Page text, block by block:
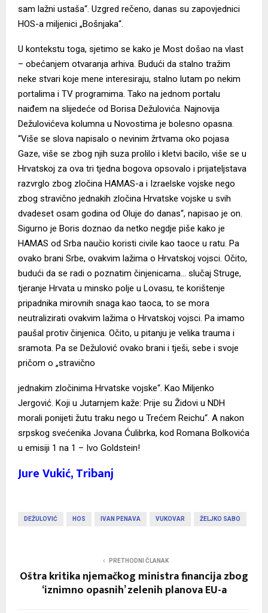
sam lažni ustaša“. Uzgred rečeno, danas su zapovjednici
HOS-a miljenici „Bošnjaka“.
U kontekstu toga, sjetimo se kako je Most došao na vlast
– obećanjem otvaranja arhiva. Budući da stalno tražim
neke stvari koje mene interesiraju, stalno lutam po nekim
portalima i TV programima. Tako na jednom portalu
naiđem na slijedeće od Borisa Dežulovića. Najnovija
Dežulovićeva kolumna u Novostima je bolesno opasna.
“Više se slova napisalo o nevinim žrtvama oko pojasa
Gaze, više se zbog njih suza prolilo i kletvi bacilo, više se u
Hrvatskoj za ova tri tjedna bogova opsovalo i prijateljstava
razvrglo zbog zločina HAMAS-a i Izraelske vojske nego
zbog stravično jednakih zločina Hrvatske vojske u svih
dvadeset osam godina od Oluje do danas“, napisao je on.
Sigurno je Boris doznao da netko negdje piše kako je
HAMAS od Srba naučio koristi civile kao taoce u ratu. Pa
ovako brani Srbe, ovakvim lažima o Hrvatskoj vojsci. Očito,
budući da se radi o poznatim činjenicama… slučaj Struge,
tjeranje Hrvata u minsko polje u Lovasu, te korištenje
pripadnika mirovnih snaga kao taoca, to se mora
neutralizirati ovakvim lažima o Hrvatskoj vojsci. Pa imamo
paušal protiv činjenica. Očito, u pitanju je velika trauma i
sramota. Pa se Dežulović ovako brani i tješi, sebe i svoje
pričom o „stravično
jednakim zločinima Hrvatske vojske“. Kao Miljenko
Jergović. Koji u Jutarnjem kaže: Prije su Židovi u NDH
morali ponijeti žutu traku nego u Trećem Reichu“. A nakon
srpskog svećenika Jovana Ćulibrka, kod Romana Bolkovića
u emisiji 1 na 1 – Ivo Goldstein!
Jure Vukić, Tribanj
DEŽULOVIĆ HOS IVAN PENAVA VUKOVAR ŽELJKO SABO
PRETHODNI ČLANAK
Oštra kritika njemačkog ministra financija zbog
‘iznimno opasnih’ zelenih planova EU-a